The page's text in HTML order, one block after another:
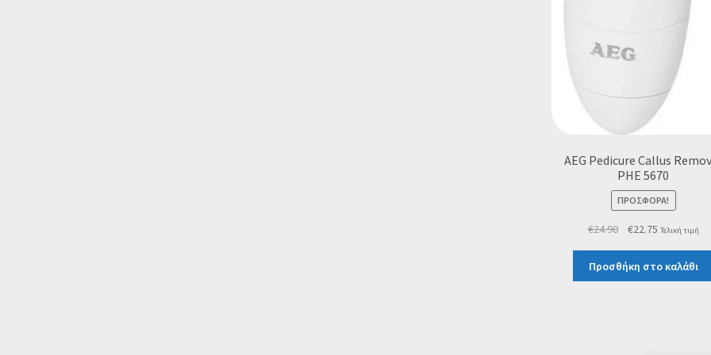
AEG Pedicure Callus
PHE 5670
ΠΡΟΣΦΟΡΆ!
€24.90
Original
was:
€24.90.
€22.75Η
τιμή
είναι:
Τελική τιμή
Προσθήκη στο καλάθι